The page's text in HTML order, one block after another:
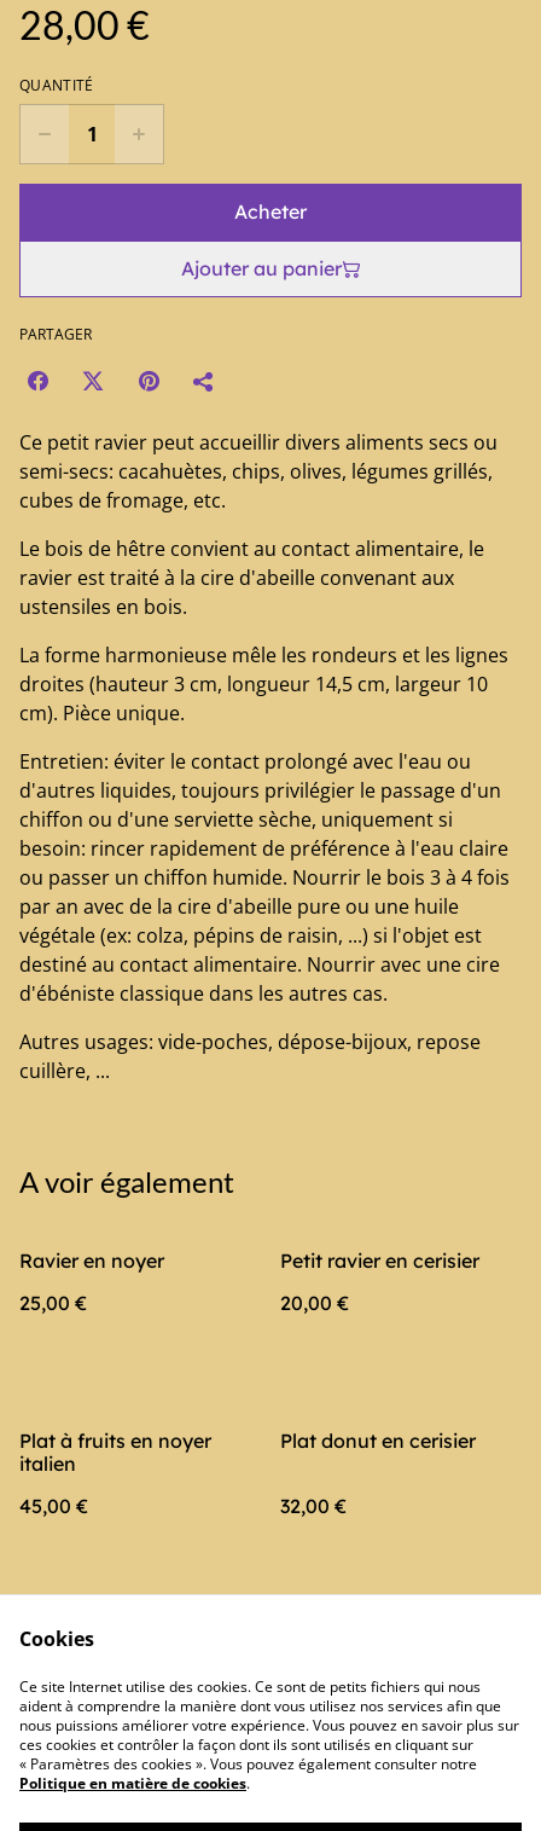
28,00 €
QUANTITÉ
Acheter
Ajouter au panier
PARTAGER
Ce petit ravier peut accueillir divers aliments secs ou
semi-secs: cacahuètes, chips, olives, légumes grillés,
cubes de fromage, etc.
Le bois de hêtre convient au contact alimentaire, le
ravier est traité à la cire d'abeille convenant aux
ustensiles en bois.
La forme harmonieuse mêle les rondeurs et les lignes
droites (hauteur 3 cm, longueur 14,5 cm, largeur 10
cm). Pièce unique.
Entretien: éviter le contact prolongé avec l'eau ou
d'autres liquides, toujours privilégier le passage d'un
chiffon ou d'une serviette sèche, uniquement si
besoin: rincer rapidement de préférence à l'eau claire
ou passer un chiffon humide. Nourrir le bois 3 à 4 fois
par an avec de la cire d'abeille pure ou une huile
végétale (ex: colza, pépins de raisin, ...) si l'objet est
destiné au contact alimentaire. Nourrir avec une cire
d'ébéniste classique dans les autres cas.
Autres usages: vide-poches, dépose-bijoux, repose
cuillère, ...
A voir également
Ravier en noyer
25,00 €
Petit ravier en cerisier
20,00 €
Plat à fruits en noyer
italien
45,00 €
Plat donut en cerisier
32,00 €
Conditions générales
Politique de
confidentialité
Politique de cookies
Cookies
Ce site Internet utilise des cookies. Ce sont de petits fichiers qui nous
aident à comprendre la manière dont vous utilisez nos services afin que
nous puissions améliorer votre expérience. Vous pouvez en savoir plus sur
ces cookies et contrôler la façon dont ils sont utilisés en cliquant sur
« Paramètres des cookies ». Vous pouvez également consulter notre
Politique en matière de cookies.